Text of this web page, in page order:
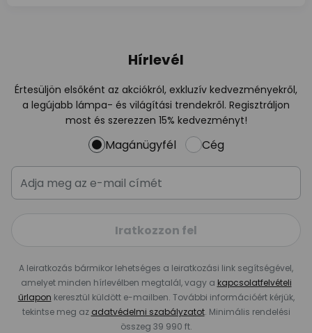
Hírlevél
Értesüljön elsőként az akciókról, exkluzív kedvezményekről,
a legújabb lámpa- és világítási trendekről. Regisztráljon
most és szerezzen 15% kedvezményt!
Magánügyfél Cég
Iratkozzon fel
A leiratkozás bármikor lehetséges a leiratkozási link segítségével,
amelyet minden hírlevélben megtalál, vagy a kapcsolatfelvételi
űrlapon keresztül küldött e-mailben. További információért kérjük,
tekintse meg az adatvédelmi szabályzatot. Minimális rendelési
összeg 39 990 ft.